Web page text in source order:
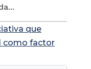
que
como factor